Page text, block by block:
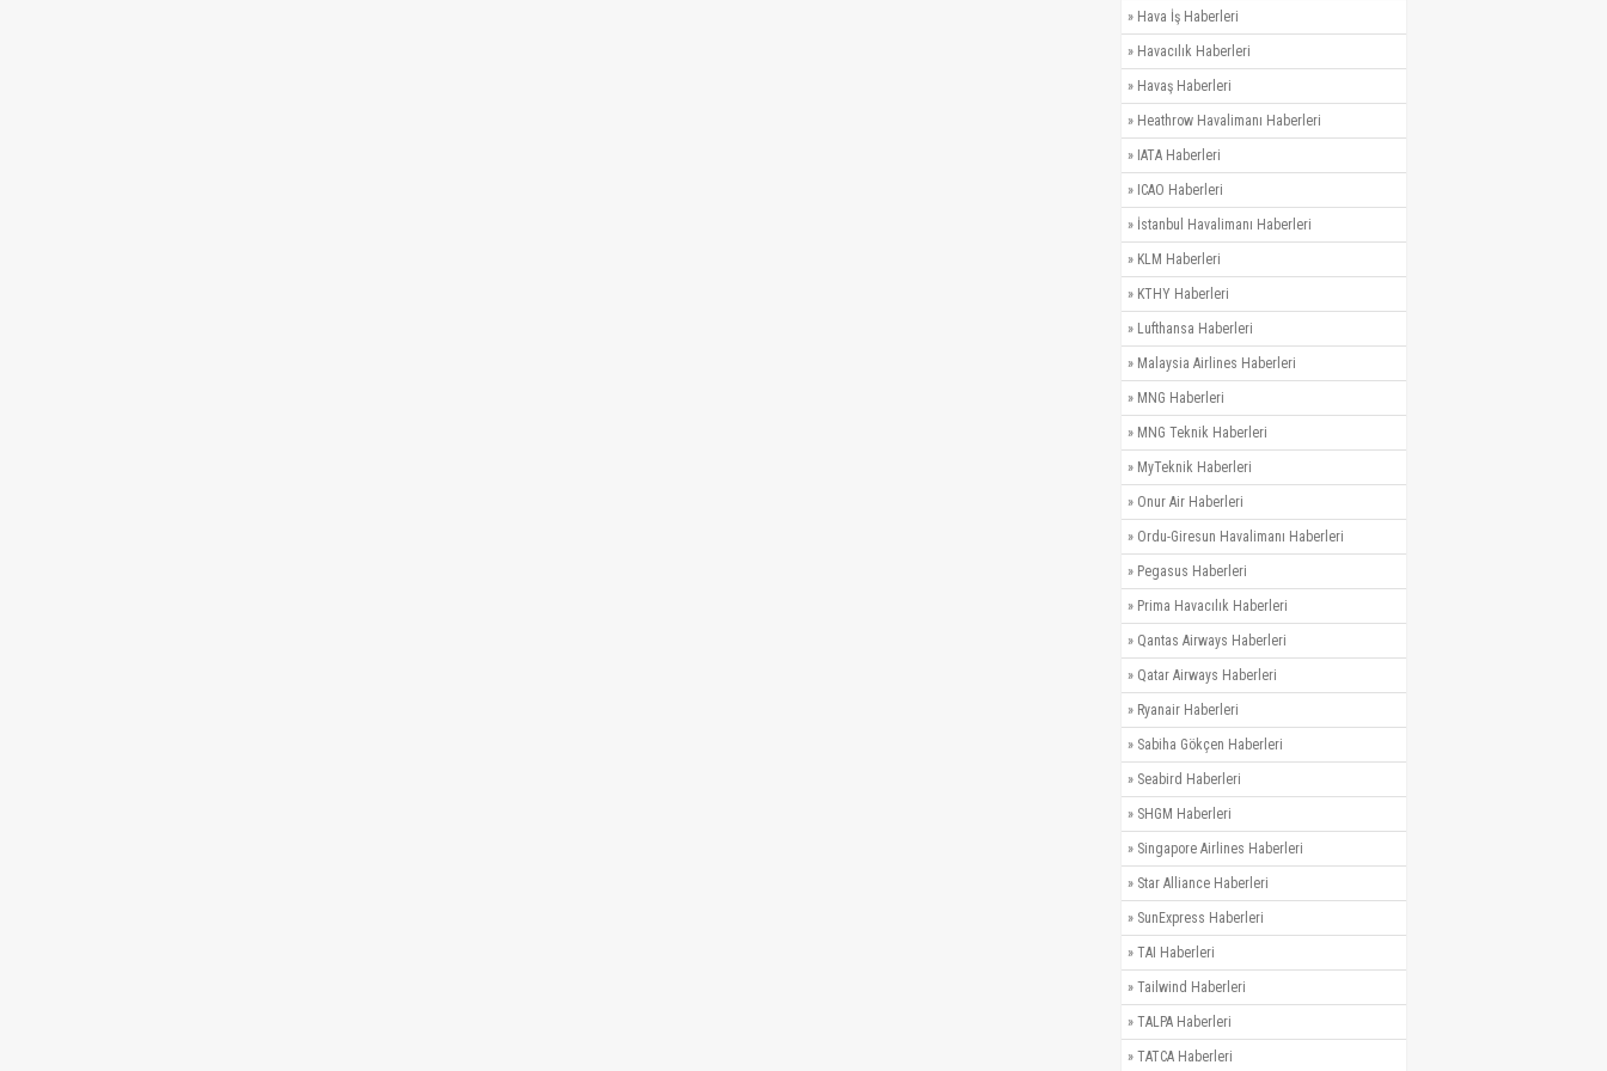
» Hava İş Haberleri
» Havacılık Haberleri
» Havaş Haberleri
» Heathrow Havalimanı Haberleri
» IATA Haberleri
» ICAO Haberleri
» İstanbul Havalimanı Haberleri
» KLM Haberleri
» KTHY Haberleri
» Lufthansa Haberleri
» Malaysia Airlines Haberleri
» MNG Haberleri
» MNG Teknik Haberleri
» MyTeknik Haberleri
» Onur Air Haberleri
» Ordu-Giresun Havalimanı Haberleri
» Pegasus Haberleri
» Prima Havacılık Haberleri
» Qantas Airways Haberleri
» Qatar Airways Haberleri
» Ryanair Haberleri
» Sabiha Gökçen Haberleri
» Seabird Haberleri
» SHGM Haberleri
» Singapore Airlines Haberleri
» Star Alliance Haberleri
» SunExpress Haberleri
» TAI Haberleri
» Tailwind Haberleri
» TALPA Haberleri
» TATCA Haberleri